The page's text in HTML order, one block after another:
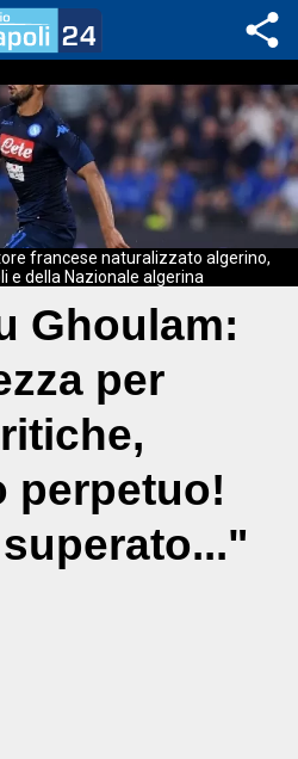
francese naturalizzato algerino,
e della Nazionale algerina
Ghoulam:
per
perpetuo!